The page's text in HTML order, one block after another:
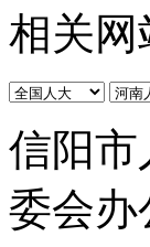
相关网
信阳
委会办